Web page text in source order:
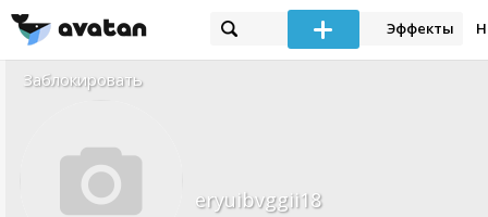
Эффекты
Заблокировать
eryuibvggii18